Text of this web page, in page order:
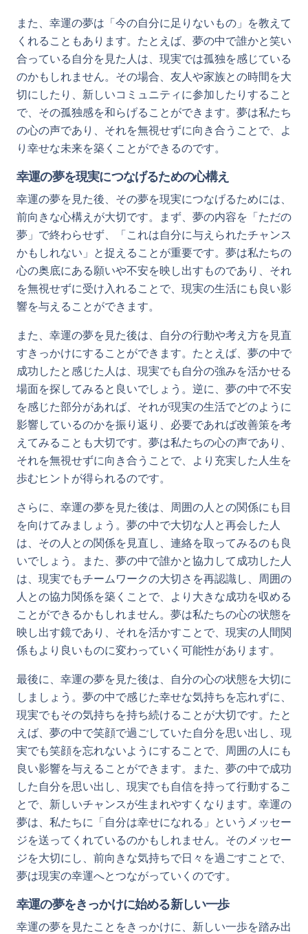
また、幸運の夢は「今の自分に足りないもの」を教えて
くれることもあります。たとえば、夢の中で誰かと笑い
合っている自分を見た人は、現実では孤独を感じている
のかもしれません。その場合、友人や家族との時間を大
切にしたり、新しいコミュニティに参加したりすること
で、その孤独感を和らげることができます。夢は私たち
の心の声であり、それを無視せずに向き合うことで、よ
り幸せな未来を築くことができるのです。
幸運の夢を現実につなげるための心構え
幸運の夢を見た後、その夢を現実につなげるためには、
前向きな心構えが大切です。まず、夢の内容を「ただの
夢」で終わらせず、「これは自分に与えられたチャンス
かもしれない」と捉えることが重要です。夢は私たちの
心の奥底にある願いや不安を映し出すものであり、それ
を無視せずに受け入れることで、現実の生活にも良い影
響を与えることができます。
また、幸運の夢を見た後は、自分の行動や考え方を見直
すきっかけにすることができます。たとえば、夢の中で
成功したと感じた人は、現実でも自分の強みを活かせる
場面を探してみると良いでしょう。逆に、夢の中で不安
を感じた部分があれば、それが現実の生活でどのように
影響しているのかを振り返り、必要であれば改善策を考
えてみることも大切です。夢は私たちの心の声であり、
それを無視せずに向き合うことで、より充実した人生を
歩むヒントが得られるのです。
さらに、幸運の夢を見た後は、周囲の人との関係にも目
を向けてみましょう。夢の中で大切な人と再会した人
は、その人との関係を見直し、連絡を取ってみるのも良
いでしょう。また、夢の中で誰かと協力して成功した人
は、現実でもチームワークの大切さを再認識し、周囲の
人との協力関係を築くことで、より大きな成功を収める
ことができるかもしれません。夢は私たちの心の状態を
映し出す鏡であり、それを活かすことで、現実の人間関
係もより良いものに変わっていく可能性があります。
最後に、幸運の夢を見た後は、自分の心の状態を大切に
しましょう。夢の中で感じた幸せな気持ちを忘れずに、
現実でもその気持ちを持ち続けることが大切です。たと
えば、夢の中で笑顔で過ごしていた自分を思い出し、現
実でも笑顔を忘れないようにすることで、周囲の人にも
良い影響を与えることができます。また、夢の中で成功
した自分を思い出し、現実でも自信を持って行動するこ
とで、新しいチャンスが生まれやすくなります。幸運の
夢は、私たちに「自分は幸せになれる」というメッセー
ジを送ってくれているのかもしれません。そのメッセー
ジを大切にし、前向きな気持ちで日々を過ごすことで、
夢は現実の幸運へとつながっていくのです。
幸運の夢をきっかけに始める新しい一歩
幸運の夢を見たことをきっかけに、新しい一歩を踏み出